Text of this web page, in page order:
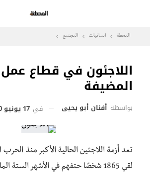
المحطة انسانيات المجتمع
اللاجئون في قطاع عمل
المضيفة
بواسطة أفنان أبو يحيى في 17 يونيو 2020
تعد أزمة اللاجئين الحالية الأكبر منذ الحرب
لقي 1865 شخصًا حتفهم في الأشهر الستة